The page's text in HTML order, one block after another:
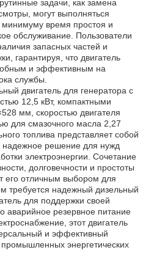
уровнем шума
вод
задачи, как замена
могут выполняться
время простоя и
обслуживание. Пользователи
запасных частей и
гарантируя, что двигатель
и эффективным на
службы.
двигатель для генератора с
12,5 кВт, компактными
мм, скоростью двигателя
для смазочного масла 2,27
топлива представляет собой
надежное решение для нужд
электроэнергии. Сочетание
долговечности и простоты
его отличным выбором для
требуется надежный дизельный
для поддержки своей
аварийное резервное питание
этот двигатель
и эффективный
энергетических